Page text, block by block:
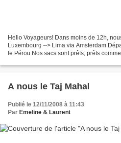
Hello Voyageurs! Dans moins de 12h,
Luxembourg --> Lima via Amsterdam
le Pérou Nos sacs sont prêts, prêts
A nous le Taj Mahal
Publié le 12/11/2008 à 11:43
Par Emeline & Laurent